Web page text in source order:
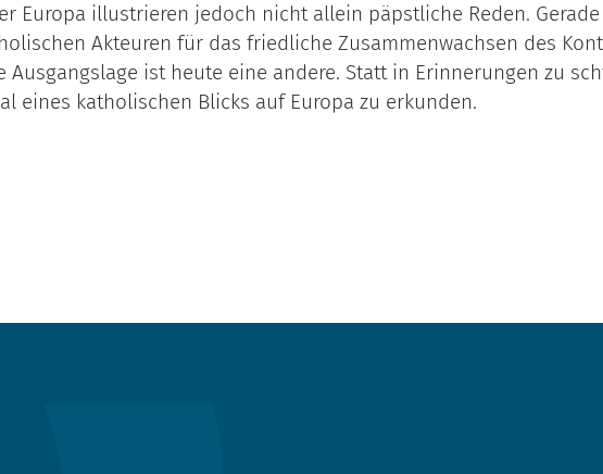
Europa illustrieren jedoch nicht allein päpstliche Reden.
Akteuren für das friedliche Zusammenwachsen des
Ausgangslage ist heute eine andere. Statt in Erinnerungen zu
eines katholischen Blicks auf Europa zu erkunden.